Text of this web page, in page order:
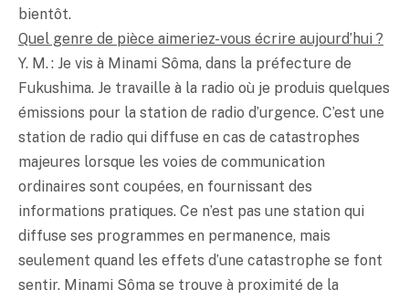
bientôt.
Quel genre de pièce aimeriez-vous écrire aujourd’hui ?
Y. M. : Je vis à Minami Sôma, dans la préfecture de
Fukushima. Je travaille à la radio où je produis quelques
émissions pour la station de radio d’urgence. C’est une
station de radio qui diffuse en cas de catastrophes
majeures lorsque les voies de communication
ordinaires sont coupées, en fournissant des
informations pratiques. Ce n’est pas une station qui
diffuse ses programmes en permanence, mais
seulement quand les effets d’une catastrophe se font
sentir. Minami Sôma se trouve à proximité de la